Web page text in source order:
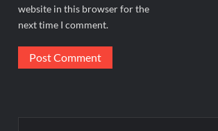
website in this browser for the
next time I comment.